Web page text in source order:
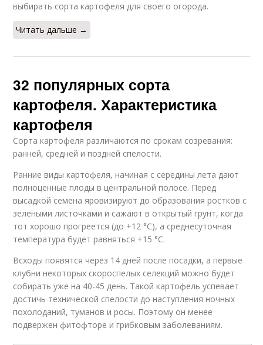
выбирать сорта картофеля для своего огорода.
Читать дальше →
32 популярных сорта
картофеля. Характеристика
картофеля
Сорта картофеля различаются по срокам созревания:
ранней, средней и поздней спелости.
Ранние виды картофеля, начиная с середины лета дают
полноценные плоды в центральной полосе. Перед
высадкой семена яровизируют до образования ростков с
зелеными листочками и сажают в открытый грунт, когда
тот хорошо прогреется (до +12 °C), а среднесуточная
температура будет равняться +15 °C.
Всходы появятся через 14 дней после посадки, а первые
клубни некоторых скороспелых селекций можно будет
собирать уже на 40-45 день. Такой картофель успевает
достичь технической спелости до наступления ночных
похолоданий, туманов и росы. Поэтому он менее
подвержен фитофторе и грибковым заболеваниям.